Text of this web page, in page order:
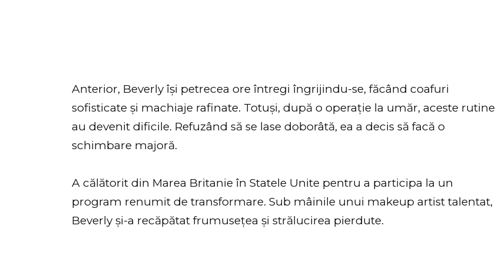
Anterior, Beverly își petrecea ore întregi îngrijindu-se, făcând coafuri
sofisticate și machiaje rafinate. Totuși, după o operație la umăr, aceste rutine
au devenit dificile. Refuzând să se lase doborâtă, ea a decis să facă o
schimbare majoră.
A călătorit din Marea Britanie în Statele Unite pentru a participa la un
program renumit de transformare. Sub mâinile unui makeup artist talentat,
Beverly și-a recăpătat frumusețea și strălucirea pierdute.